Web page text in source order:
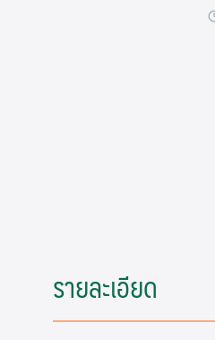
รายละเอียด